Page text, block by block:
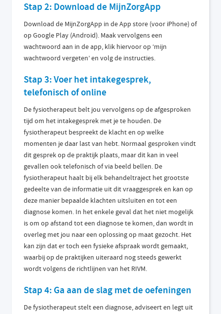
Stap 2: Download de MijnZorgApp
Download de MijnZorgApp in de App store (voor iPhone) of
op Google Play (Android). Maak vervolgens een
wachtwoord aan in de app, klik hiervoor op ‘mijn
wachtwoord vergeten’ en volg de instructies.
Stap 3: Voer het intakegesprek,
telefonisch of online
De fysiotherapeut belt jou vervolgens op de afgesproken
tijd om het intakegesprek met je te houden. De
fysiotherapeut bespreekt de klacht en op welke
momenten je daar last van hebt. Normaal gesproken vindt
dit gesprek op de praktijk plaats, maar dit kan in veel
gevallen ook telefonisch of via beeld bellen. De
fysiotherapeut haalt bij elk behandeltraject het grootste
gedeelte van de informatie uit dit vraaggesprek en kan op
deze manier bepaalde klachten uitsluiten en tot een
diagnose komen. In het enkele geval dat het niet mogelijk
is om op afstand tot een diagnose te komen, dan wordt in
overleg met jou naar een oplossing op maat gezocht. Het
kan zijn dat er toch een fysieke afspraak wordt gemaakt,
waarbij op de praktijken uiteraard nog steeds gewerkt
wordt volgens de richtlijnen van het RIVM.
Stap 4: Ga aan de slag met de oefeningen
De fysiotherapeut stelt een diagnose, adviseert en legt uit